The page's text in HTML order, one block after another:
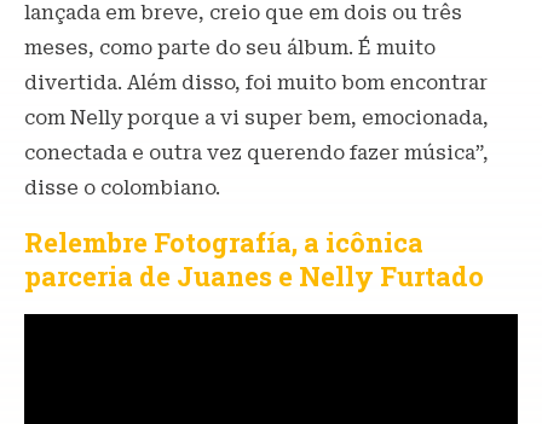
lançada em breve, creio que em dois ou três
meses, como parte do seu álbum. É muito
divertida. Além disso, foi muito bom encontrar
com Nelly porque a vi super bem, emocionada,
conectada e outra vez querendo fazer música”,
disse o colombiano.
Relembre Fotografía, a icônica
parceria de Juanes e Nelly Furtado